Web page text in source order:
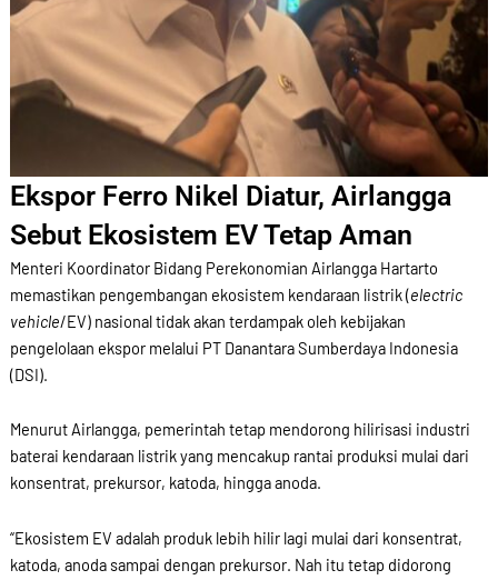
Ekspor Ferro Nikel Diatur, Airlangga
Sebut Ekosistem EV Tetap Aman
Menteri Koordinator Bidang Perekonomian Airlangga Hartarto
memastikan pengembangan ekosistem kendaraan listrik (electric
vehicle/EV) nasional tidak akan terdampak oleh kebijakan
pengelolaan ekspor melalui PT Danantara Sumberdaya Indonesia
(DSI).
Menurut Airlangga, pemerintah tetap mendorong hilirisasi industri
baterai kendaraan listrik yang mencakup rantai produksi mulai dari
konsentrat, prekursor, katoda, hingga anoda.
“Ekosistem EV adalah produk lebih hilir lagi mulai dari konsentrat,
katoda, anoda sampai dengan prekursor. Nah itu tetap didorong